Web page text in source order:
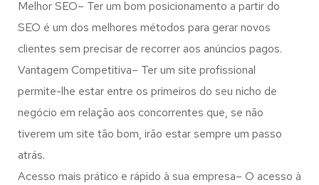
Melhor SEO– Ter um bom posicionamento a partir do
SEO é um dos melhores métodos para gerar novos
clientes sem precisar de recorrer aos anúncios pagos.
Vantagem Competitiva– Ter um site profissional
permite-lhe estar entre os primeiros do seu nicho de
negócio em relação aos concorrentes que, se não
tiverem um site tão bom, irão estar sempre um passo
atrás.
Acesso mais prático e rápido à sua empresa– O acesso à